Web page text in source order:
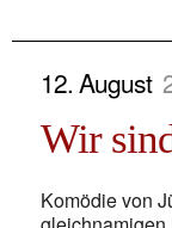
12. August
Wir
Komödie von